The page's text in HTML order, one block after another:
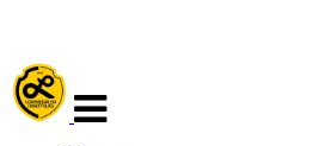
navigasjon